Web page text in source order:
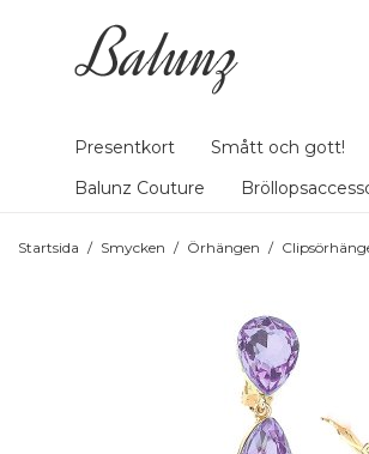
Presentkort Smått och gott!
Balunz Couture
Startsida / Smycken / Örhängen /